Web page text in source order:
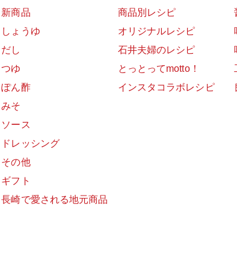
新商品
しょうゆ
だし
つゆ
ぽん酢
みそ
ソース
ドレッシング
その他
ギフト
長崎で愛される地元商品
商品別レシピ
オリジナルレシピ
石井夫婦のレシピ
とっとってmotto！
インスタコラボレシピ